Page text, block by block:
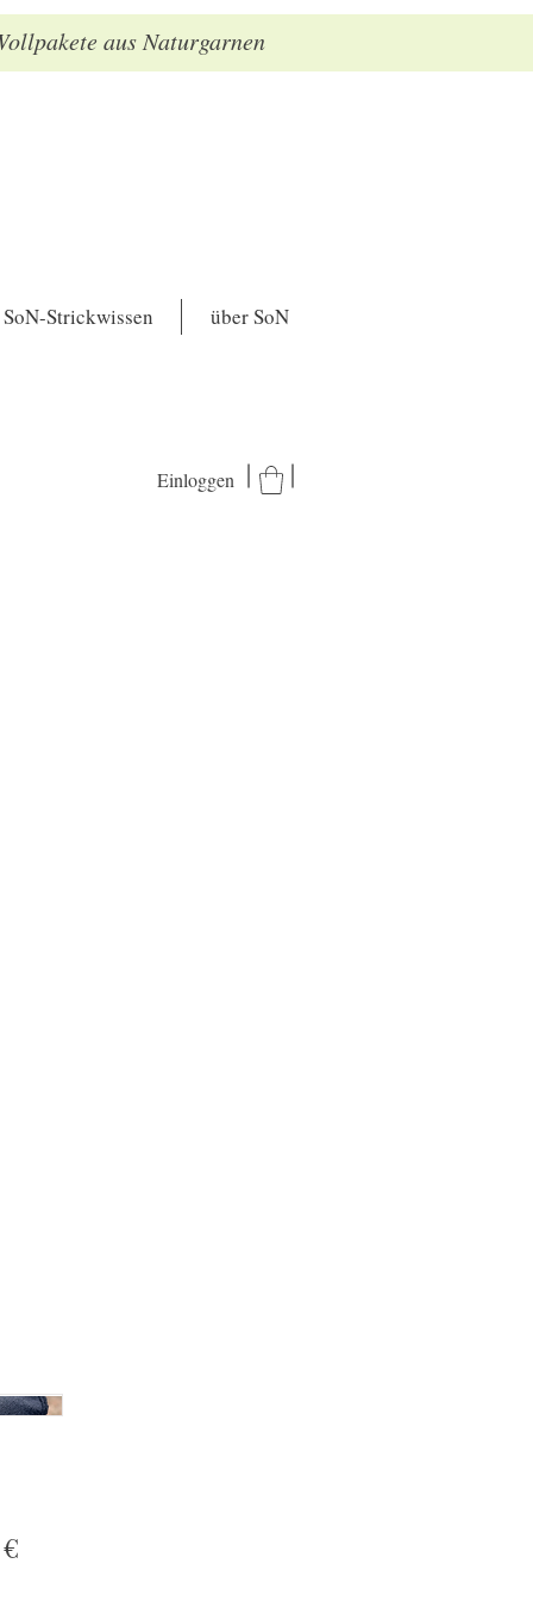
aus Naturgarnen
SoN-Strickwissen über SoN
Preis
Einloggen